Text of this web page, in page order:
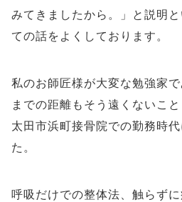
みてきましたから。」と説明
ての話をよくしております。
私のお師匠様が大変な勉強家
までの距離もそう遠くないこ
太田市浜町接骨院での勤務時
た。
呼吸だけでの整体法、触らず